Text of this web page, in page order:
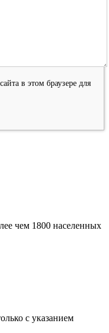
в этом браузере для
чем 1800 населенных
с указанием